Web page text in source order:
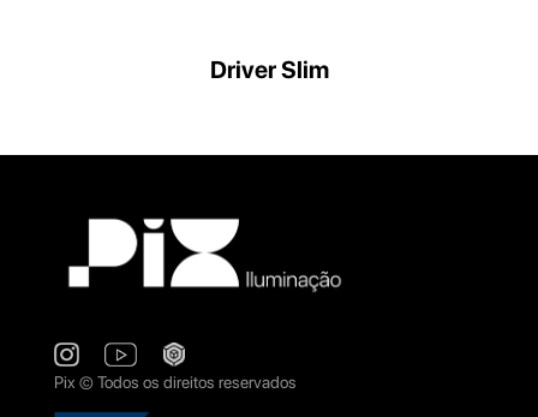
Driver Slim
Pix © Todos os direitos reservados